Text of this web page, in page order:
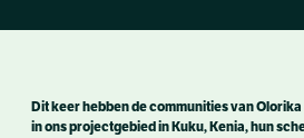
Dit keer hebben de communities van
in ons projectgebied in Kuku, Kenia, hun